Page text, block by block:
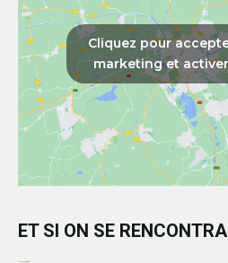
Cliquez pour
marketing et
ET SI ON SE